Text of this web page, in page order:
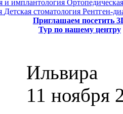
и имплантология
Детская стоматология Рентген-
Приглашаем посетить
Тур по нашему центру
Ильвира
11 ноября